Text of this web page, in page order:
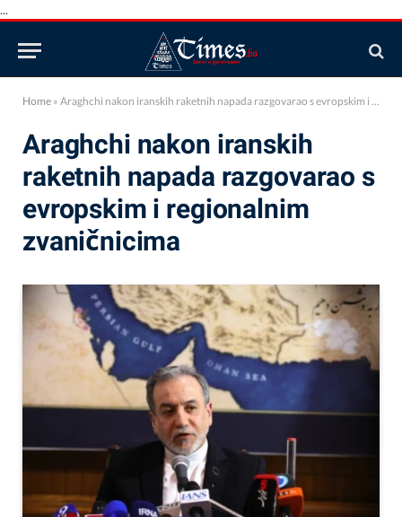
...
Home » Araghchi nakon iranskih raketnih napada razgovarao s evropskim i regionalnim zvaničnicima
Araghchi nakon iranskih
raketnih napada razgovarao s
evropskim i regionalnim
zvaničnicima